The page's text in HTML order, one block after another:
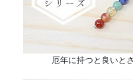
厄年に持つと良いと